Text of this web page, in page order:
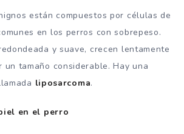
están compuestos por células de
en los perros con sobrepeso.
y suave, crecen lentamente
un tamaño considerable. Hay una
liposarcoma.
en el perro